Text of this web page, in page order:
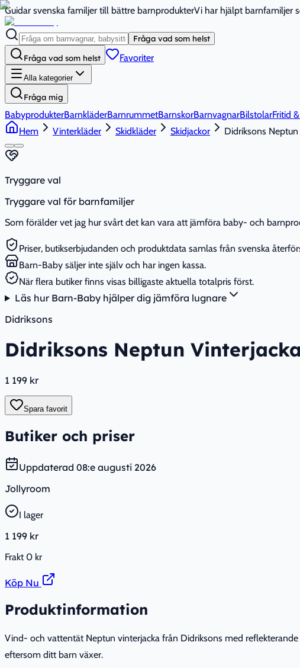
Guidar svenska familjer till bättre barnprodukterVi har hjälpt barnfamiljer
Fråga vad som helst
Fråga vad som helst Favoriter
Alla kategorier
Fråga mig
BabyprodukterBarnkläderBarnrummetBarnskorBarnvagnarBilstolarFritid
Hem
Vinterkläder Skidkläder Skidjackor Didriksons
Tryggare val
Tryggare val för barnfamiljer
Som förälder vet jag hur svårt det kan vara att jämföra baby- och
Priser, butikserbjudanden och produktdata samlas från svenska
Barn-Baby säljer inte själv och har ingen kassa.
När flera butiker finns visas billigaste aktuella totalpris först.
Läs hur Barn-Baby hjälper dig jämföra lugnare
Didriksons
Didriksons Neptun
1 199 kr
Spara favorit
Butiker och priser
Uppdaterad 08:e augusti 2026
Jollyroom
I lager
1 199 kr
Frakt0 kr
Köp Nu
Produktinformation
Vind- och vattentät Neptun vinterjacka från Didriksons med
eftersom ditt barn växer.